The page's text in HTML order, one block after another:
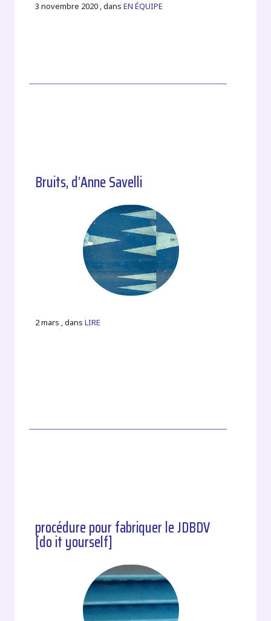
3 novembre 2020 , dansEN ÉQUIPE
Bruits, d’Anne Savelli
2 mars , dansLIRE
procédure pour fabriquer le JDBDV
[do it yourself]